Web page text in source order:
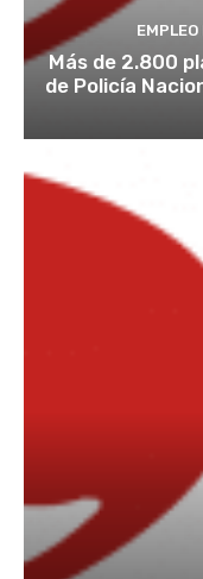
Más de 2.800
de Policía